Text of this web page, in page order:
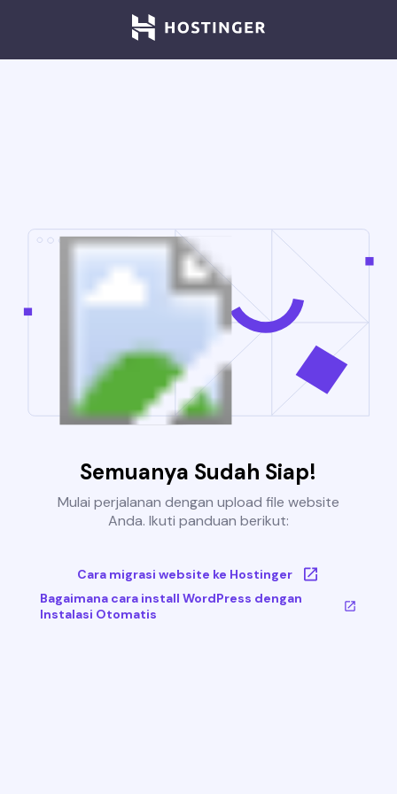
Semuanya Sudah Siap!
Mulai perjalanan dengan upload file website
Anda. Ikuti panduan berikut:
Cara migrasi website ke Hostinger
Bagaimana cara install WordPress dengan
Instalasi Otomatis